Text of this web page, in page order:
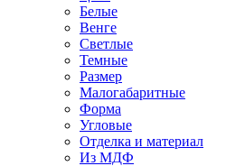
Белые
Венге
Светлые
Темные
Размер
Малогабаритные
Форма
Угловые
Отделка и материал
Из МДФ